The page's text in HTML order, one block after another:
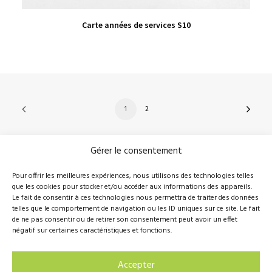
Gérer le consentement
Pour offrir les meilleures expériences, nous utilisons des technologies telles
que les cookies pour stocker et/ou accéder aux informations des appareils.
Le fait de consentir à ces technologies nous permettra de traiter des données
telles que le comportement de navigation ou les ID uniques sur ce site. Le fait
de ne pas consentir ou de retirer son consentement peut avoir un effet
négatif sur certaines caractéristiques et fonctions.
Accepter
VIEW PRODUCT
Carte années de services S10
1 2
210, rue Principale, Vallée-Jonction (Qc), G0S 3J0
418 389-8899info@novalie.ca
© 2016 Novalie Tous droits réservés –Politique de